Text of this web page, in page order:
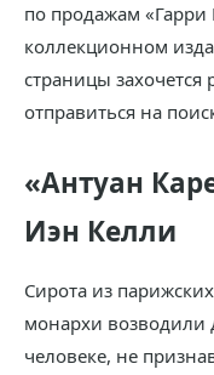
по продажам «Гарри
коллекционном
страницы
отправиться на
«Антуан
Иэн Келли
Сирота из
монархи возводили
человеке, не